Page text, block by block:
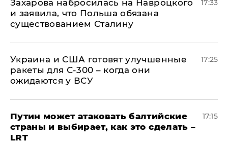
​Захарова набросилась на Навроцкого
и заявила, что Польша обязана
существованием Сталину
17:33
Украина и США готовят улучшенные
ракеты для С-300 – когда они
ожидаются у ВСУ
17:25
Путин может атаковать балтийские
страны и выбирает, как это сделать –
LRT
17:15